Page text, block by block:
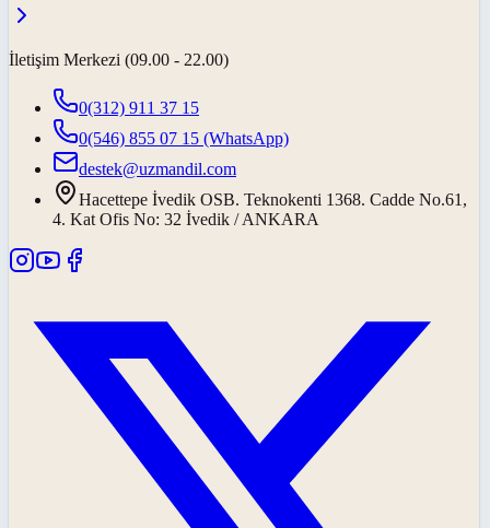
İletişim Merkezi (09.00 - 22.00)
0(312) 911 37 15
0(546) 855 07 15 (WhatsApp)
destek@uzmandil.com
Hacettepe İvedik OSB. Teknokenti 1368. Cadde No.61,
4. Kat Ofis No: 32 İvedik / ANKARA